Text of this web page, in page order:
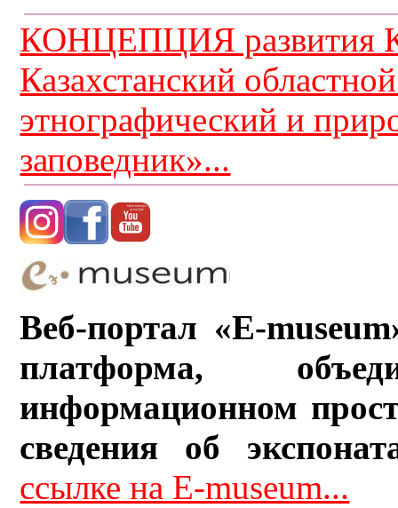
КОНЦЕПЦИЯ развития
Казахстанский
этнографический и
заповедник»...
Веб-портал «E-
платформа,
информационном
сведения об
ссылке на E-museum...